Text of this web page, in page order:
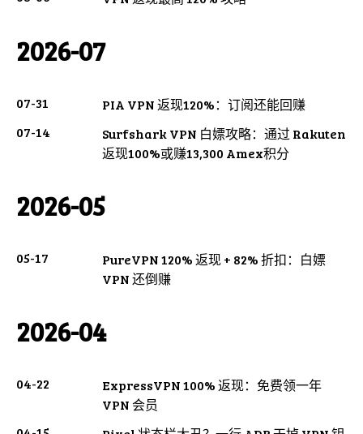
2026-07
07-31
PIA VPN 返现120%：订阅还能回赚
07-14
Surfshark VPN 白嫖攻略：通过 Rakuten
返现100%或赚13,300 Amex积分
2026-05
05-17
PureVPN 120% 返现 + 82% 折扣：白嫖
VPN 还倒赚
2026-04
04-22
ExpressVPN 100% 返现：免费领一年
VPN 会员